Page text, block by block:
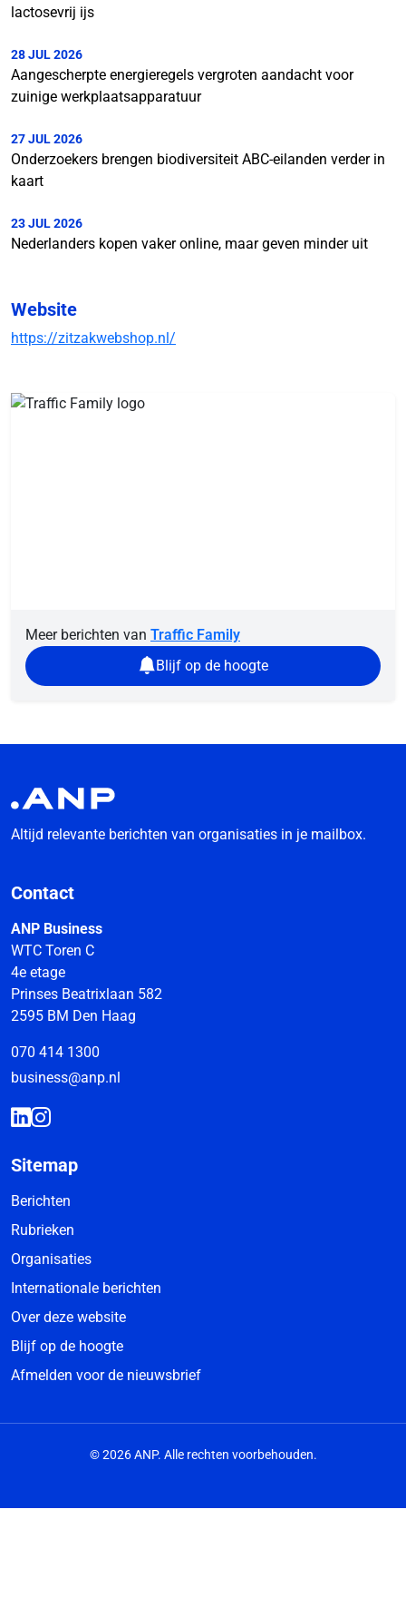
lactosevrij ijs
28 JUL 2026
Aangescherpte energieregels vergroten aandacht voor
zuinige werkplaatsapparatuur
27 JUL 2026
Onderzoekers brengen biodiversiteit ABC-eilanden verder in
kaart
23 JUL 2026
Nederlanders kopen vaker online, maar geven minder uit
Website
https://zitzakwebshop.nl/
Meer berichten van Traffic Family
Blijf op de hoogte
Altijd relevante berichten van organisaties in je mailbox.
Contact
ANP Business
WTC Toren C
4e etage
Prinses Beatrixlaan 582
2595 BM Den Haag
070 414 1300
business@anp.nl
Sitemap
Berichten
Rubrieken
Organisaties
Internationale berichten
Over deze website
Blijf op de hoogte
Afmelden voor de nieuwsbrief
© 2026 ANP. Alle rechten voorbehouden.